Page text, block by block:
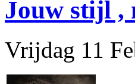
Jouw stijl ,
Vrijdag 11